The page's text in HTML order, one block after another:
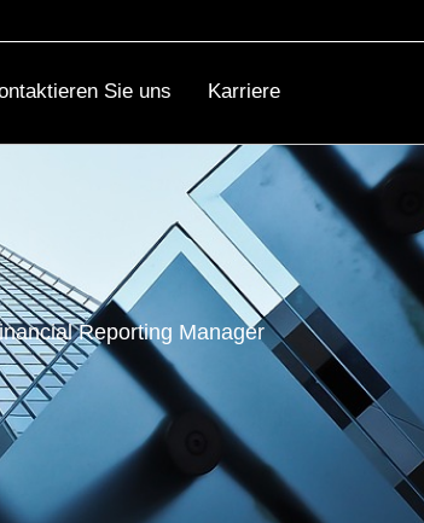
Sie uns Karriere
Reporting Manager